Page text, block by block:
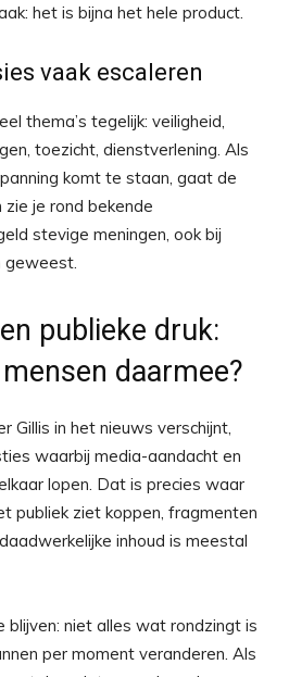
het is bijna het hele product.
vaak escaleren
thema’s tegelijk: veiligheid,
toezicht, dienstverlening. Als
komt te staan, gaat de
je rond bekende
stevige meningen, ook bij
geweest.
publieke druk:
daarmee?
Gillis in het nieuws verschijnt,
waarbij media-aandacht en
lopen. Dat is precies waar
publiek ziet koppen, fragmenten
inhoud is meestal
blijven: niet alles wat rondzingt is
per moment veranderen. Als